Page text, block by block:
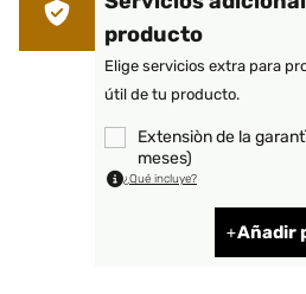
producto
Elige servicios extra para
útil de tu producto.
Extensiòn de la
meses)
¿Qué incluye?
Añadir